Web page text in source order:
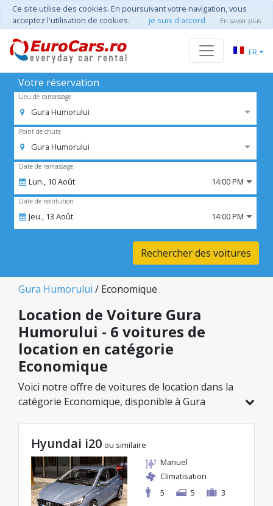
Ce site utilise des cookies. En poursuivant votre navigation, vous
acceptez l'utilisation de cookies.
je suis d'accord En savoir plus
FR
Votre réservation
Lieu de ramassage
Gura Humorului
Point de chute
Gura Humorului
Date de ramassage
Lun., 10Août 14:00 PM
Date de restitution
Jeu., 13 Août 14:00 PM
Rechercher des voitures
Gura Humorului / Economique
Location de Voiture Gura
Humorului - 6 voitures de
location en catégorie
Economique
Voici notre offre de voitures de location dans la
catégorie Economique, disponible à Gura
idéal dans la catégorie sélectionnée, avec des
tarifs avantageux débutant à seulement
24€/jour.
Hyundai i20 ou similaire
Manuel
Climatisation
5
5 3